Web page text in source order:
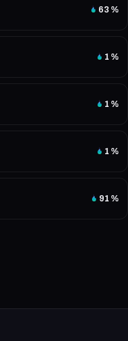
63 %
1 %
1 %
1 %
91 %